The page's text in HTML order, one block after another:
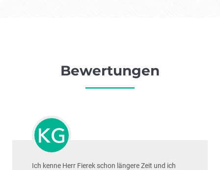
Bewertungen
Ich kenne Herr Fierek schon längere Zeit und ich